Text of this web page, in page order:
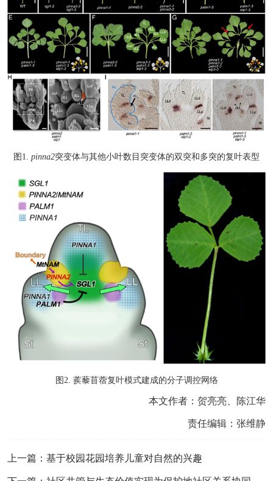
图 1 pinna2突变体与其他小叶数目突变体的双突和多突的复叶表型
图 2 蒺藜苜蓿复叶模式建成的分子调控网络
本文作者：贺亮亮、陈江华
责任编辑：张维静
上一篇：基于校园花园培养儿童对自然的兴趣